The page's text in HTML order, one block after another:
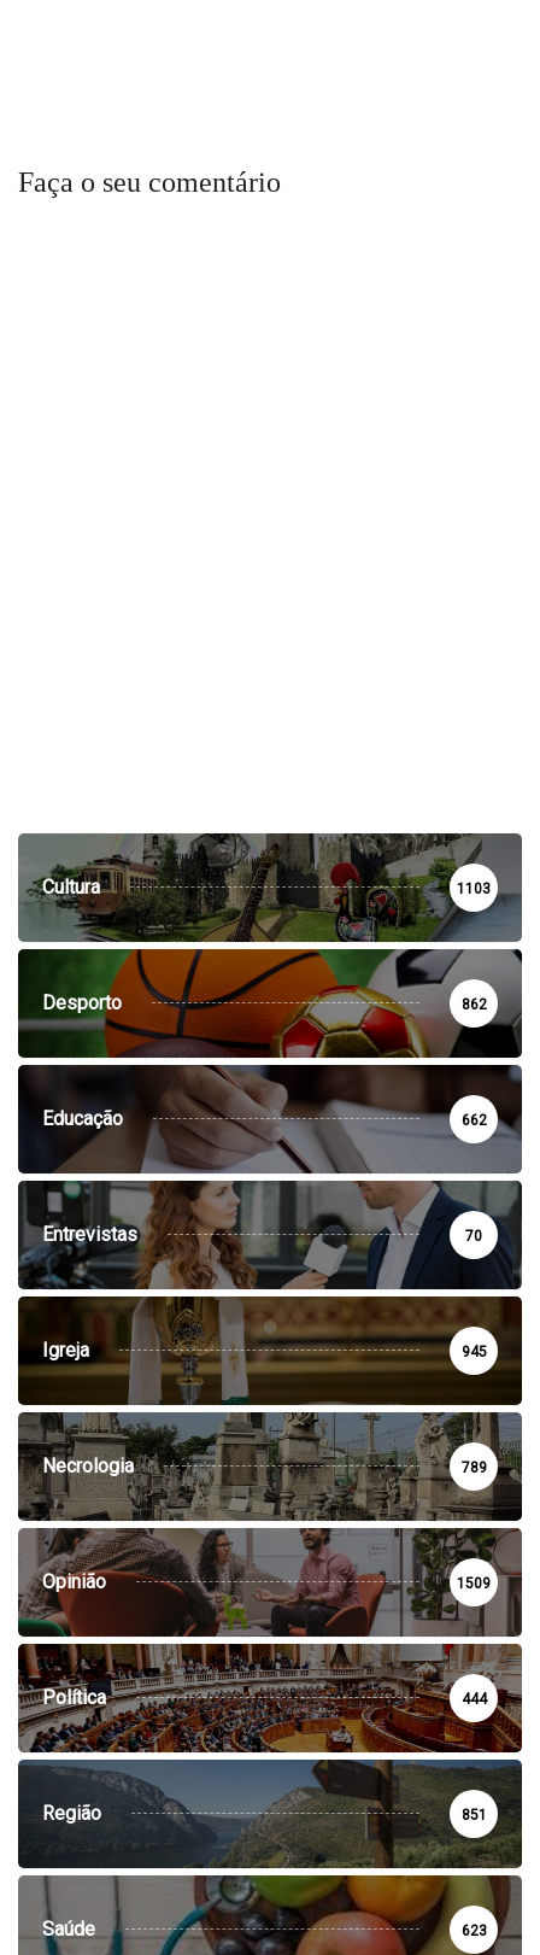
Faça o seu comentário
Cultura 1103
Desporto 862
Educação 662
Entrevistas 70
Igreja 945
Necrologia 789
Opinião 1509
Política 444
Região 851
Saúde 623